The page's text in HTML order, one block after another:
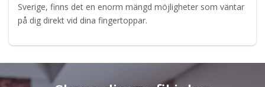
Sverige, finns det en enorm mängd möjligheter som väntar
på dig direkt vid dina fingertoppar.